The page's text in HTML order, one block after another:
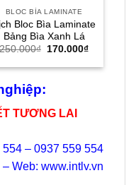
BLOC BÌA LAMINATE
Bloc Bìa Laminate
Bảng Bìa Xanh Lá
250.000₫
Giá
là:
170.000₫Giá
tại
TƯƠNG LAI
– 0937 559 554
Web: www.intlv.vn